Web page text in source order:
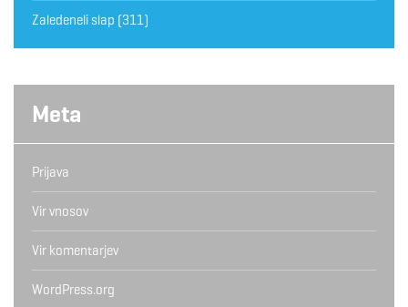
Zaledeneli slap (311)
Meta
Prijava
Vir vnosov
Vir komentarjev
WordPress.org